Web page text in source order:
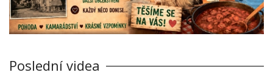
Poslední videa